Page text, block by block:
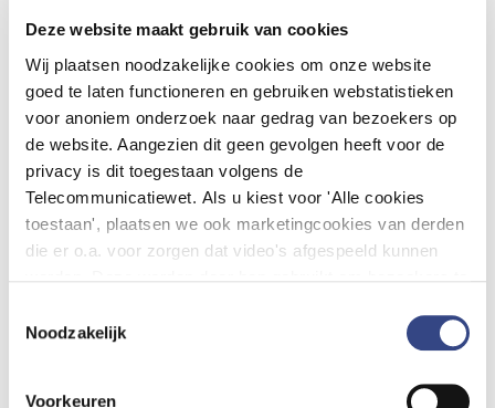
Deze website maakt gebruik van cookies
Wij plaatsen noodzakelijke cookies om onze website
goed te laten functioneren en gebruiken webstatistieken
voor anoniem onderzoek naar gedrag van bezoekers op
de website. Aangezien dit geen gevolgen heeft voor de
privacy is dit toegestaan volgens de
Telecommunicatiewet. Als u kiest voor 'Alle cookies
toestaan', plaatsen we ook marketingcookies van derden
die er o.a. voor zorgen dat video's afgespeeld kunnen
is advertenties weergeven die relevant zijn voor de
Noodzakelijk
Voorkeuren
de Federatie Medisch Specialisten vormen samen het
zeskoppige bestuur van DHD.
Namens de NVZ:
Drs. Lodewijk de Beukelaar (voorzitter) – Voorzitter
Raad van Bestuur, Groene Hart Ziekenhuis
Drs. Edwin van der Meer – Voorzitter Raad van
Bestuur, BovenIJ
Drs. Josefien Kursten (penningmeester) – Lid Raad
Ir. Dirk Schraven – Lid Raad van Bestuur, Erasmus MC